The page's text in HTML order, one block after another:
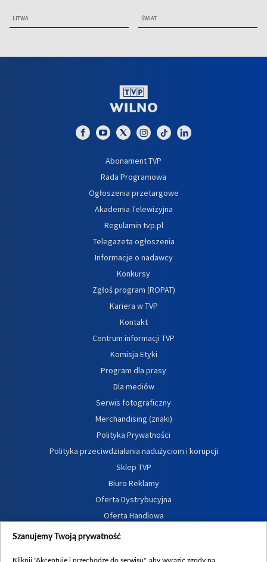
LITWA ŚWIAT
Abonament TVP
Rada Programowa
Ogłoszenia przetargowe
Akademia Telewizyjna
Regulamin tvp.pl
Telegazeta ogłoszenia
Informacje o nadawcy
Konkursy
Zgłoś program (ROPAT)
Kariera w TVP
Kontakt
Centrum informacji TVP
Komisja Etyki
Program dla prasy
Dla mediów
Serwis fotograficzny
Merchandising (znaki)
Polityka Prywatności
Polityka przeciwdziałania nadużyciom i korupcji
Sklep TVP
Biuro Reklamy
Oferta Dystrybucyjna
Oferta Handlowa
Dostępność
Szanujemy Twoją prywatność
Kliknij "Akceptuję i przechodzę do serwisu", aby wyrazić zgody na